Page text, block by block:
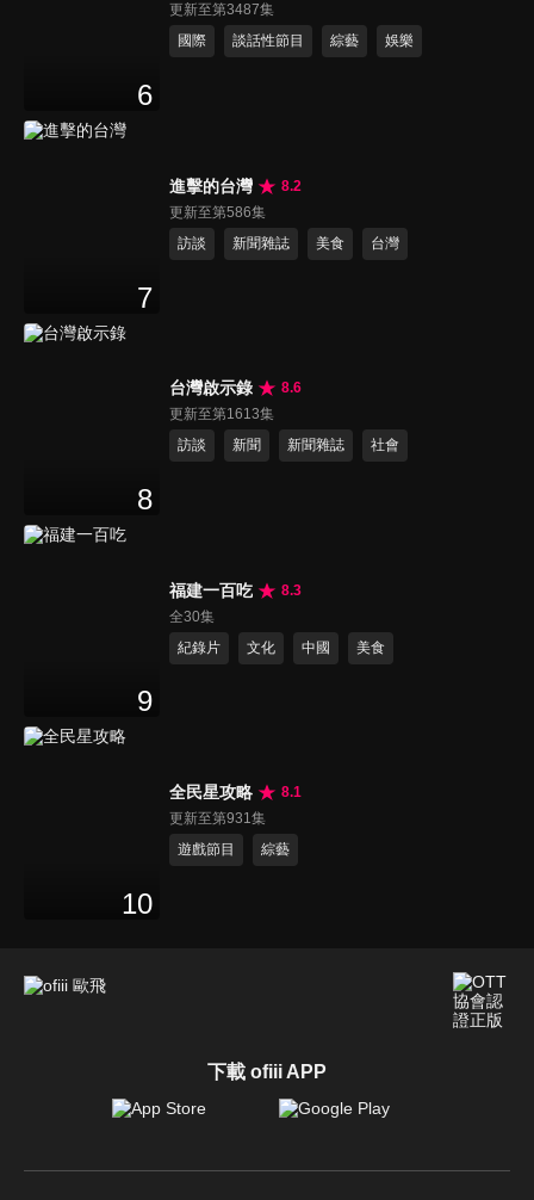
6
更新至第3487集
國際
談話性節目 綜藝 娛樂
7
進擊的台灣
8.2
更新至第586集
訪談
新聞雜誌 美食 台灣
8
台灣啟示錄
8.6
更新至第1613集
訪談
新聞 新聞雜誌 社會
9
福建一百吃
8.3
全30集
紀錄片
文化 中國 美食
10
全民星攻略
8.1
更新至第931集
遊戲節目
綜藝
下載 ofiii APP